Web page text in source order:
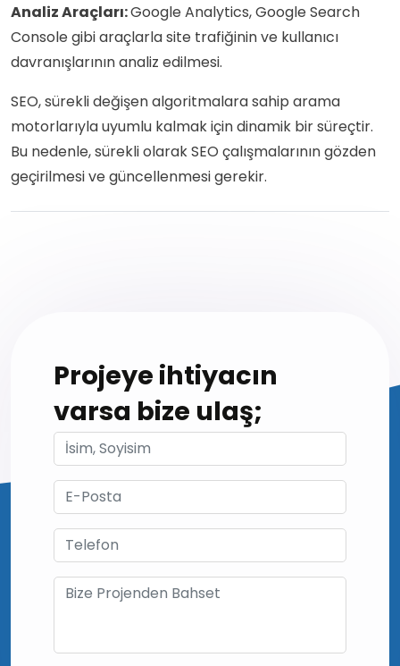
Analiz Araçları:Google Analytics, Google Search
Console gibi araçlarla site trafiğinin ve kullanıcı
davranışlarının analiz edilmesi.
SEO, sürekli değişen algoritmalara sahip arama
motorlarıyla uyumlu kalmak için dinamik bir süreçtir.
Bu nedenle, sürekli olarak SEO çalışmalarının gözden
geçirilmesi ve güncellenmesi gerekir.
Projeye ihtiyacın
varsa bize ulaş;